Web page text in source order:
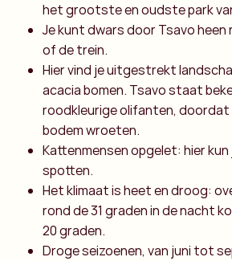
het grootste en oudste park
Je kunt dwars door Tsavo
of de trein.
Hier vind je uitgestrekt
acacia bomen. Tsavo staat
roodkleurige olifanten, doordat
bodem wroeten.
Kattenmensen opgelet: hier
spotten.
Het klimaat is heet en droog:
rond de 31 graden in de nacht
20 graden.
Droge seizoenen, van juni tot